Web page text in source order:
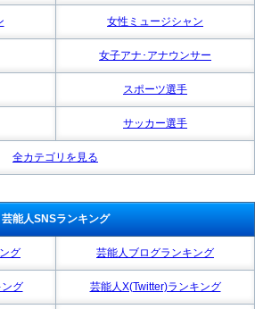
女性ミュージシャン
女子アナ･アナウンサー
スポーツ選手
サッカー選手
全カテゴリを見る
芸能人SNSランキング
グ 芸能人ブログランキング
グ 芸能人X(Twitter)ランキング